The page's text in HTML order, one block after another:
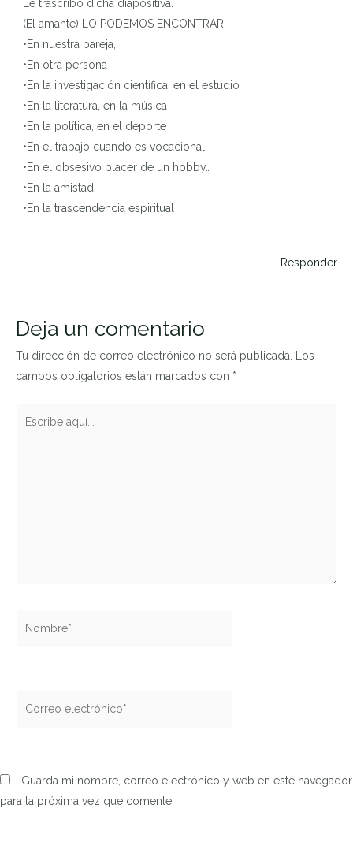
Le trascribo dicha diapositiva.
(El amante) LO PODEMOS ENCONTRAR:
•En nuestra pareja,
•En otra persona
•En la investigación científica, en el estudio
•En la literatura, en la música
•En la política, en el deporte
•En el trabajo cuando es vocacional
•En el obsesivo placer de un hobby…
•En la amistad,
•En la trascendencia espiritual
Responder
Deja un comentario
Tu dirección de correo electrónico no será publicada.
Los
campos obligatorios están marcados con *
Guarda mi nombre, correo electrónico y web en este navegador
para la próxima vez que comente.